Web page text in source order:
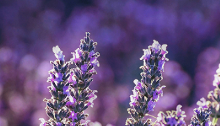
Detail